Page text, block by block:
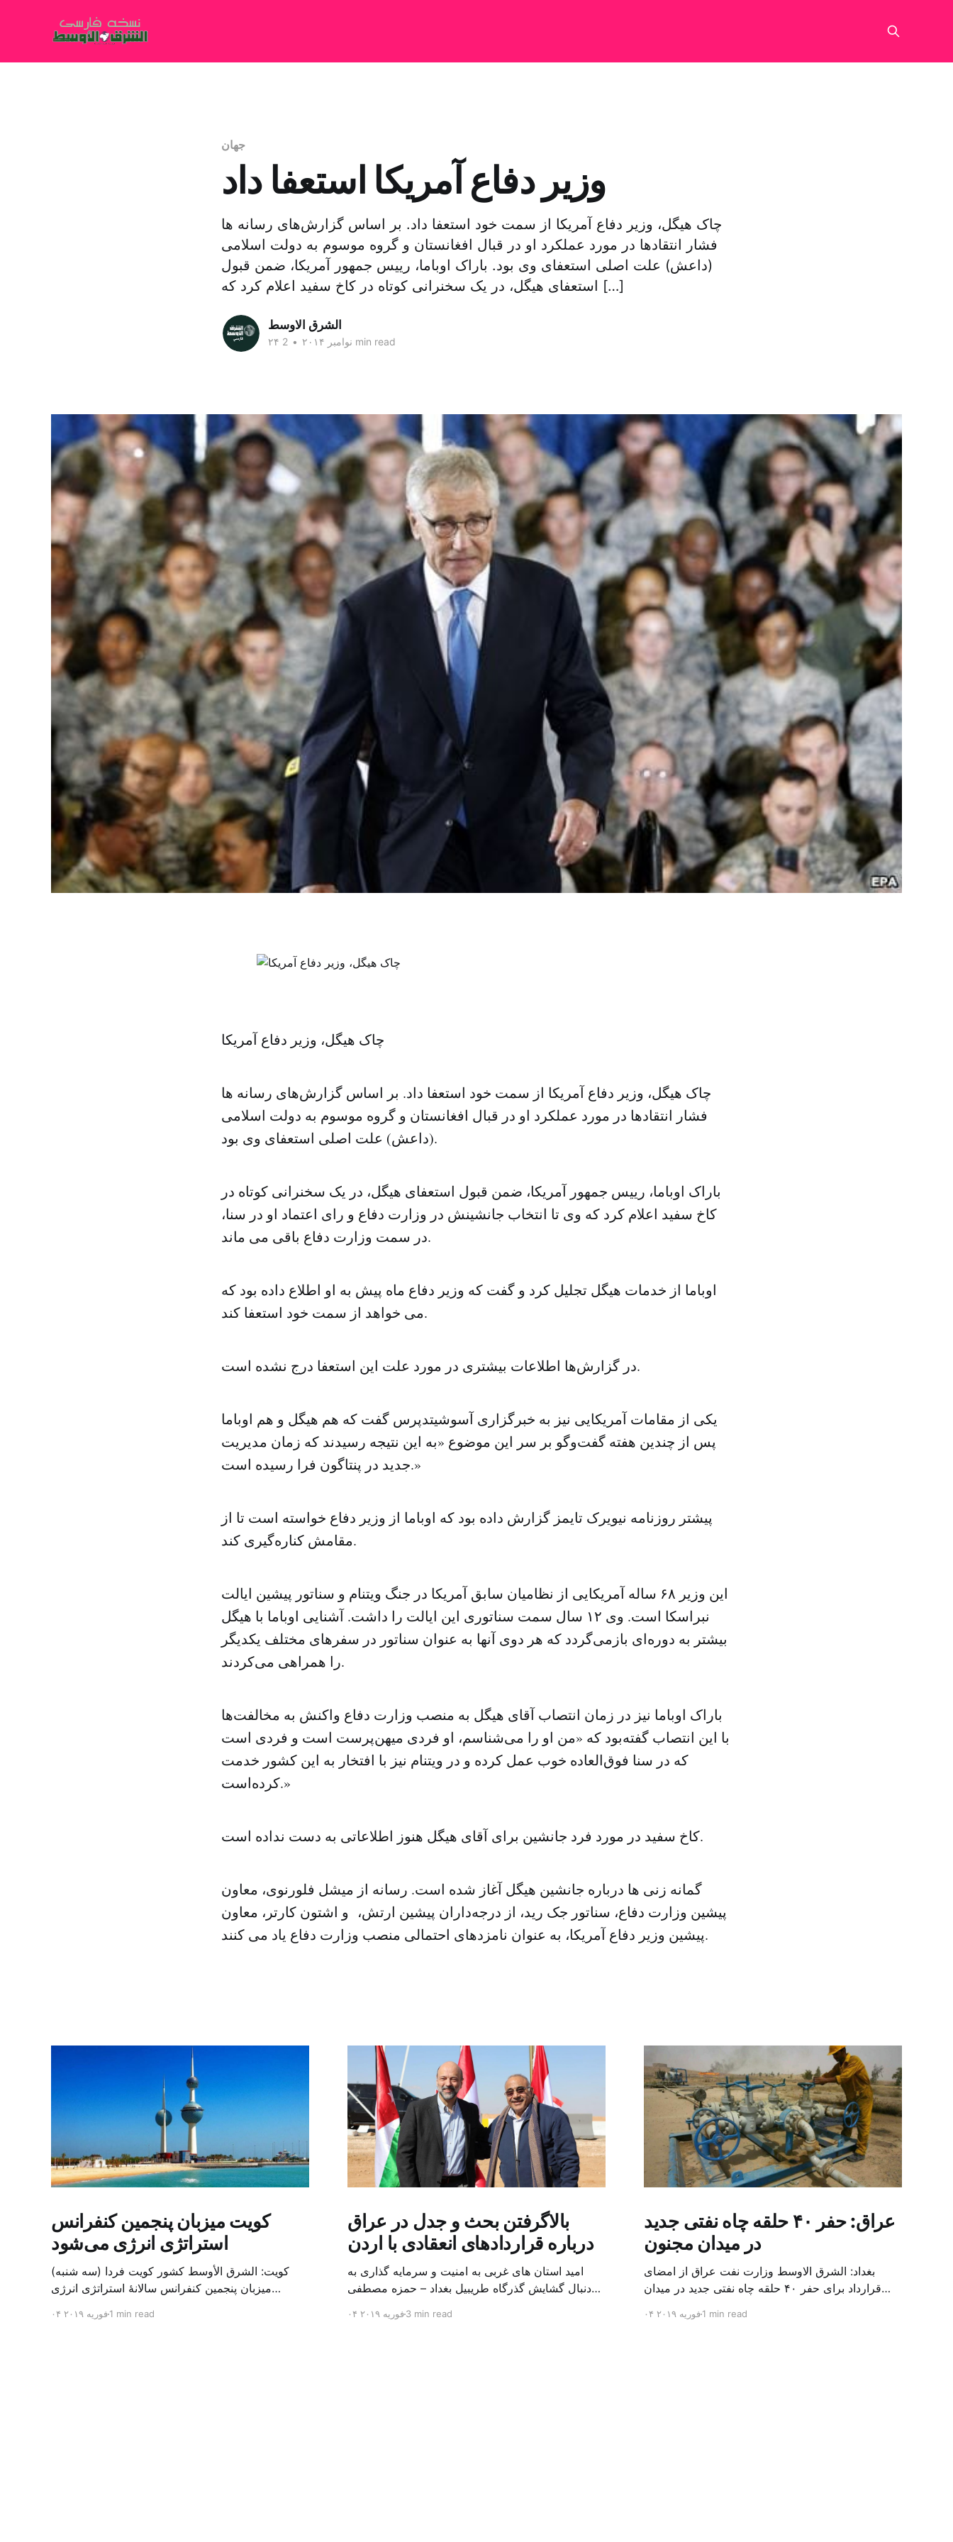
جهان
وزیر دفاع آمریکا استعفا داد
چاک هیگل، وزیر دفاع آمریکا از سمت خود استعفا داد. بر اساس گزارش‌های رسانه ها
فشار انتقادها در مورد عملکرد او در قبال افغانستان و گروه موسوم به دولت اسلامی
(داعش) علت اصلی استعفای وی بود. باراک اوباما، رییس جمهور آمریکا، ضمن قبول
استعفای هیگل، در یک سخنرانی کوتاه در کاخ سفید اعلام کرد که […]
الشرق الاوسط
۲۴ نوامبر ۲۰۱۴ • 2 min read
چاک هیگل، وزیر دفاع آمریکا
چاک هیگل، وزیر دفاع آمریکا از سمت خود استعفا داد. بر اساس گزارش‌های رسانه ها
فشار انتقادها در مورد عملکرد او در قبال افغانستان و گروه موسوم به دولت اسلامی
(داعش) علت اصلی استعفای وی بود.
باراک اوباما، رییس جمهور آمریکا، ضمن قبول استعفای هیگل، در یک سخنرانی کوتاه در
کاخ سفید اعلام کرد که وی تا انتخاب جانشینش در وزارت دفاع و رای اعتماد او در سنا،
در سمت وزارت دفاع باقی می ماند.
اوباما از خدمات هیگل تجلیل کرد و گفت که وزیر دفاع ماه پیش به او اطلاع داده بود که
می خواهد از سمت خود استعفا کند.
در گزارش‌ها اطلاعات بیشتری در مورد علت این استعفا درج نشده است.
یکی از مقامات آمریکایی نیز به خبرگزاری آسوشیتدپرس گفت که هم هیگل و هم اوباما
پس از چندین هفته گفت‌وگو بر سر این موضوع «به این نتیجه رسیدند که زمان مدیریت
جدید در پنتاگون فرا رسیده است.»
پیشتر روزنامه نیویرک تایمز گزارش داده بود که اوباما از وزیر دفاع خواسته است تا از
مقامش کناره‌گیری کند.
این وزیر ۶۸ ساله آمریکایی از نظامیان سابق آمریکا در جنگ ویتنام و سناتور پیشین ایالت
نبراسکا است. وی ۱۲ سال سمت سناتوری این ایالت را داشت. آشنایی اوباما با هیگل
بیشتر به دوره‌ای بازمی‌گردد که هر دوی آنها به عنوان سناتور در سفرهای مختلف یکدیگر
را همراهی می‌کردند.
باراک اوباما نیز در زمان انتصاب آقای هیگل به منصب وزارت دفاع واکنش به مخالفت‌ها
با این انتصاب گفته‌بود که «من او را می‌شناسم، او فردی میهن‌پرست است و فردی است
که در سنا فوق‌العاده خوب عمل کرده و در ویتنام نیز با افتخار به این کشور خدمت
کرده‌است.»
کاخ سفید در مورد فرد جانشین برای آقای هیگل هنوز اطلاعاتی به دست نداده است.
گمانه زنی ها درباره جانشین هیگل آغاز شده است. رسانه از میشل فلورنوی، معاون
پیشین وزارت دفاع، سناتور جک رید، از درجه‌داران پیشین ارتش، و اشتون کارتر، معاون
پیشین وزیر دفاع آمریکا، به عنوان نامزدهای احتمالی منصب وزارت دفاع یاد می کنند.
کویت میزبان پنجمین کنفرانس
استراتژی انرژی می‌شود
کویت: الشرق الأوسط کشور کویت فردا (سه شنبه)
میزبان پنجمین کنفرانس سالانهٔ استراتژی انرژی
الشرق الاوسط، حدود ۳۰۰ متخصص از شرکت‌های
۰۴ فوریه ۲۰۱۹1 min read
بالاگرفتن بحث و جدل در عراق
درباره قراردادهای انعقادی با اردن
امید استان های غربی به امنیت و سرمایه گذاری به
دنبال گشایش گذرگاه طریبیل بغداد – حمزه مصطفی
طریبیل توسط عادل عبد المهدی نخست وزیر عراق و
۰۴ فوریه ۲۰۱۹3 min read
عراق: حفر ۴۰ حلقه چاه نفتی جدید
در میدان مجنون
بغداد: الشرق الاوسط وزارت نفت عراق از امضای
قرارداد برای حفر ۴۰ حلقه چاه نفتی جدید در میدان
محمد خضیر مدعامل شرکت حفاری عراق روز یکشنبه
۰۴ فوریه ۲۰۱۹1 min read